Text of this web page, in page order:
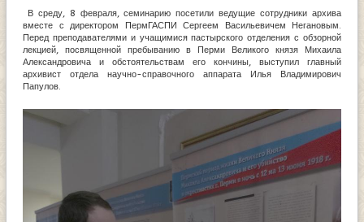
В среду, 8 февраля, семинарию посетили ведущие сотрудники архива
вместе с директором ПермГАСПИ Сергеем Васильевичем Негановым.
Перед преподавателями и учащимися пастырского отделения с обзорной
лекцией, посвященной пребыванию в Перми Великого князя Михаила
Александровича и обстоятельствам его кончины, выступил главный
архивист отдела научно-справочного аппарата Илья Владимирович
Папулов.